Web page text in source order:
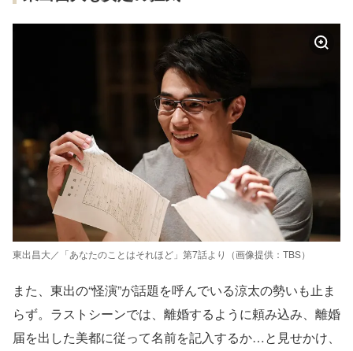
東出昌大／「あなたのことはそれほど」第7話より（画像提供：TBS）
また、東出の“怪演”が話題を呼んでいる涼太の勢いも止ま
らず。ラストシーンでは、離婚するように頼み込み、離婚
届を出した美都に従って名前を記入するか…と見せかけ、